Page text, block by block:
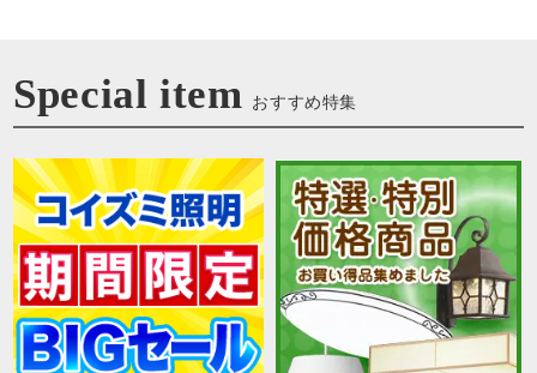
Special item おすすめ特集